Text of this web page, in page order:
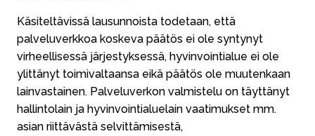
Käsiteltävissä lausunnoista todetaan, että
palveluverkkoa koskeva päätös ei ole syntynyt
virheellisessä järjestyksessä, hyvinvointialue ei ole
ylittänyt toimivaltaansa eikä päätös ole muutenkaan
lainvastainen. Palveluverkon valmistelu on täyttänyt
hallintolain ja hyvinvointialuelain vaatimukset mm.
asian riittävästä selvittämisestä,